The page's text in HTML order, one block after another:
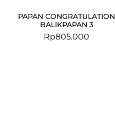
PAPAN CONGRATULATION
BALIKPAPAN 3
Rp805.000